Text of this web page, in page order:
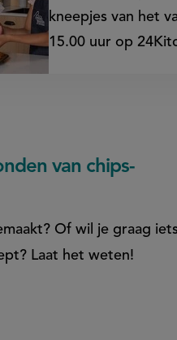
kneepjes van het
15.00 uur op
van chips-
Of wil je graag iets
Laat het weten!